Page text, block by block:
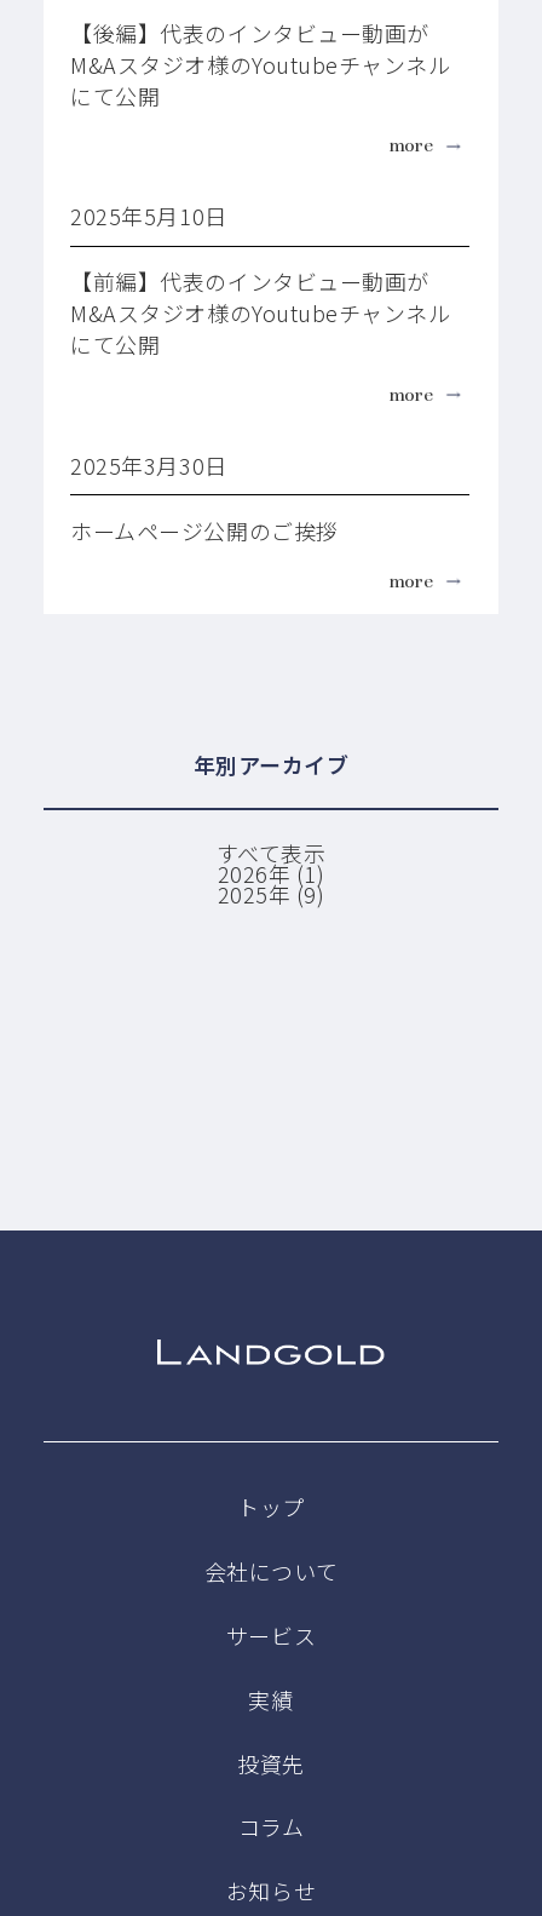
【後編】代表のインタビュー動画が
M&Aスタジオ様のYoutubeチャンネル
にて公開
more
2025年5月10日
【前編】代表のインタビュー動画が
M&Aスタジオ様のYoutubeチャンネル
にて公開
more
2025年3月30日
ホームページ公開のご挨拶
more
年別アーカイブ
すべて表示
2026年 (1)
2025年 (9)
トップ
会社について
サービス
実績
投資先
コラム
お知らせ